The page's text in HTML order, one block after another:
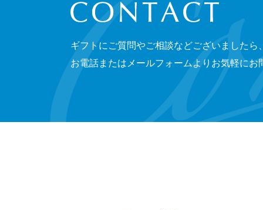
CONTACT
ギフトにご質問やご相談などございましたら
お電話またはメールフォームよりお気軽にお